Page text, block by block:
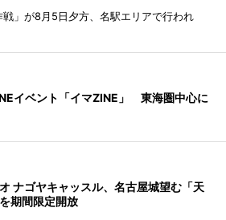
戦」が8月5日夕方、名駅エリアで行われ
イベント「イマZINE」 東海圏中心に
ナゴヤキャッスル、名古屋城望む「天
期間限定開放